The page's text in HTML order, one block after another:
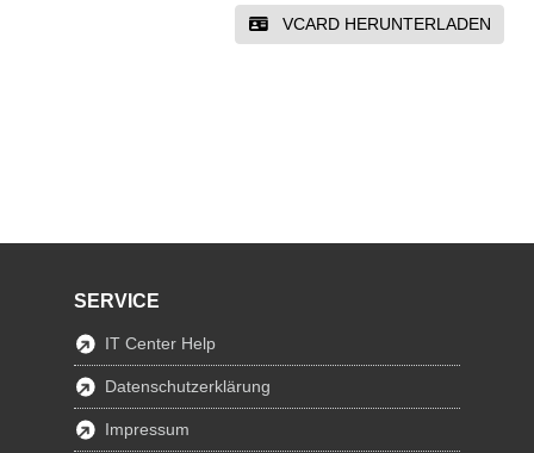
VCARD HERUNTERLADEN
SERVICE
IT Center Help
Datenschutzerklärung
Impressum